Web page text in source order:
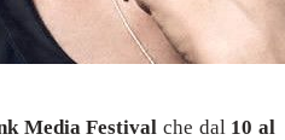
Media Festival che dal 10 al